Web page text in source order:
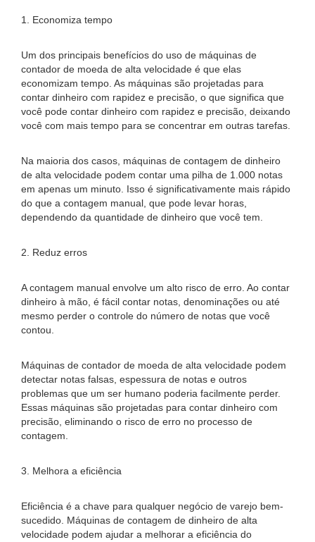
1. Economiza tempo
Um dos principais benefícios do uso de máquinas de
contador de moeda de alta velocidade é que elas
economizam tempo. As máquinas são projetadas para
contar dinheiro com rapidez e precisão, o que significa que
você pode contar dinheiro com rapidez e precisão, deixando
você com mais tempo para se concentrar em outras tarefas.
Na maioria dos casos, máquinas de contagem de dinheiro
de alta velocidade podem contar uma pilha de 1.000 notas
em apenas um minuto. Isso é significativamente mais rápido
do que a contagem manual, que pode levar horas,
dependendo da quantidade de dinheiro que você tem.
2. Reduz erros
A contagem manual envolve um alto risco de erro. Ao contar
dinheiro à mão, é fácil contar notas, denominações ou até
mesmo perder o controle do número de notas que você
contou.
Máquinas de contador de moeda de alta velocidade podem
detectar notas falsas, espessura de notas e outros
problemas que um ser humano poderia facilmente perder.
Essas máquinas são projetadas para contar dinheiro com
precisão, eliminando o risco de erro no processo de
contagem.
3. Melhora a eficiência
Eficiência é a chave para qualquer negócio de varejo bem-
sucedido. Máquinas de contagem de dinheiro de alta
velocidade podem ajudar a melhorar a eficiência do